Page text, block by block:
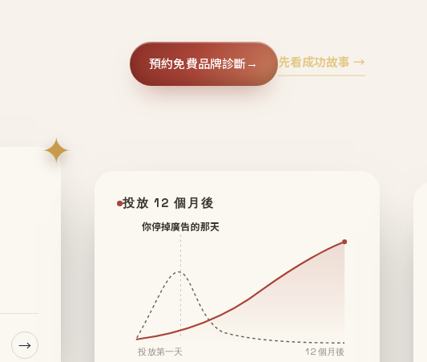
預約免費品牌診斷→ 先看成功故事 →
✦
→
投放 12 個月後
你停掉廣告的那天
投放第一天 12 個月後